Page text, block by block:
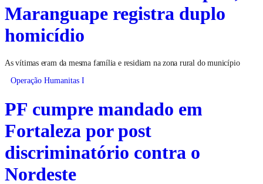
Maranguape registra duplo
homicídio
As vítimas eram da mesma família e residiam na zona rural do município
Operação Humanitas I
PF cumpre mandado em
Fortaleza por post
discriminatório contra o
Nordeste